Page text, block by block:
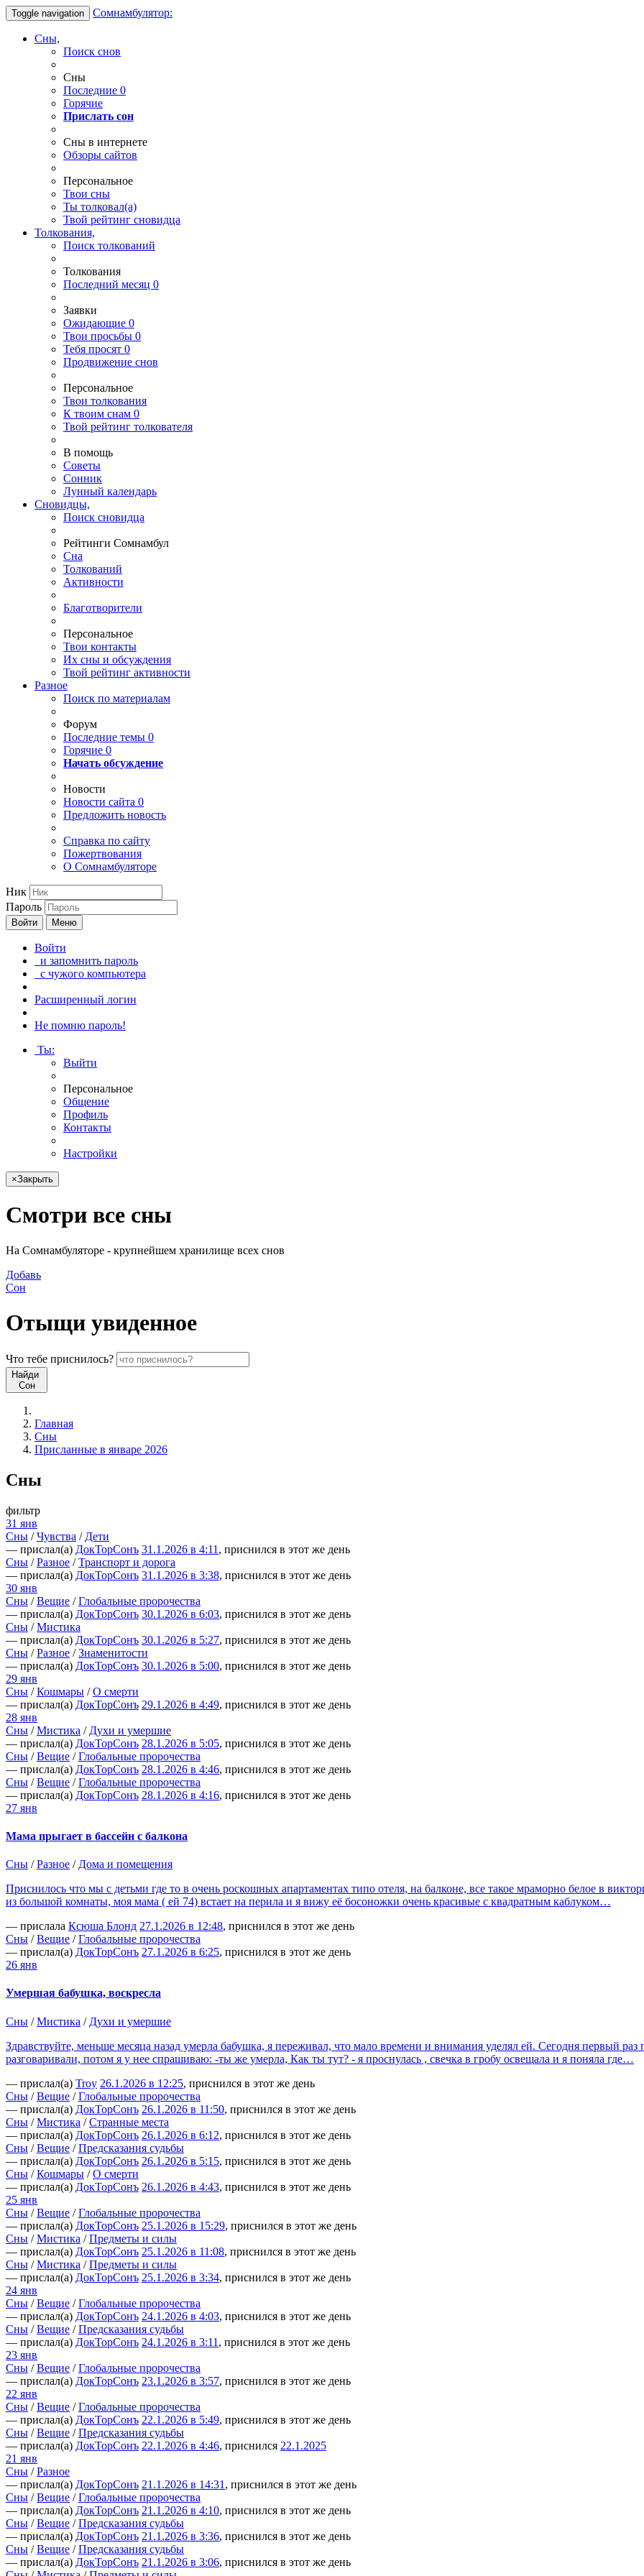
Toggle navigation Сомнамбулятор:
Сны,
Поиск снов
Сны
Последние 0
Горячие
Прислать сон
Сны в интернете
Обзоры сайтов
Персональное
Твои сны
Ты толковал(а)
Твой рейтинг сновидца
Толкования,
Поиск толкований
Толкования
Последний месяц 0
Заявки
Ожидающие 0
Твои просьбы 0
Тебя просят 0
Продвижение снов
Персональное
Твои толкования
К твоим снам 0
Твой рейтинг толкователя
В помощь
Советы
Сонник
Лунный календарь
Сновидцы,
Поиск сновидца
Рейтинги Сомнамбул
Сна
Толкований
Активности
Благотворители
Персональное
Твои контакты
Их сны и обсуждения
Твой рейтинг активности
Разное
Поиск по материалам
Форум
Последние темы 0
Горячие 0
Начать обсуждение
Новости
Новости сайта 0
Предложить новость
Справка по сайту
Пожертвования
О Сомнамбуляторе
Ник
Пароль
Войти Меню
Войти
и запомнить пароль
с чужого компьютера
Расширенный логин
Не помню пароль!
Ты:
Выйти
Персональное
Общение
Профиль
Контакты
Настройки
×Закрыть
Смотри все сны
На Сомнамбуляторе - крупнейшем хранилище всех снов
Добавь
Сон
Отыщи увиденное
Что тебе приснилось?
Найди
Сон
Главная
Сны
Присланные в январе 2026
Сны
фильтр
31 янв
Сны /Чувства / Дети
— прислал(а) ДокТорСонъ 31.1.2026 в 4:11 , приснился в этот же день
Сны /Разное /Транспорт и дорога
— прислал(а) ДокТорСонъ 31.1.2026 в 3:38, приснился в этот же день
30 янв
Сны /Вещие /Глобальные пророчества
— прислал(а) ДокТорСонъ 30.1.2026 в 6:03, приснился в этот же день
Сны /Мистика
— прислал(а) ДокТорСонъ 30.1.2026 в 5:27, приснился в этот же день
Сны /Разное /Знаменитости
— прислал(а) ДокТорСонъ 30.1.2026 в 5:00, приснился в этот же день
29 янв
Сны /Кошмары /О смерти
— прислал(а) ДокТорСонъ 29.1.2026 в 4:49, приснился в этот же день
28 янв
Сны /Мистика / Духи и умершие
— прислал(а) ДокТорСонъ 28.1.2026 в 5:05, приснился в этот же день
Сны /Вещие /Глобальные пророчества
— прислал(а) ДокТорСонъ 28.1.2026 в 4:46, приснился в этот же день
Сны /Вещие /Глобальные пророчества
— прислал(а) ДокТорСонъ 28.1.2026 в 4:16, приснился в этот же день
27 янв
Мама прыгает в бассейн с балкона
Сны /Разное / Дома и помещения
Приснилось что мы с детьми где то в очень роскошных апартаментах типо отеля, на балконе, все такое мраморно белое в
из большой комнаты, моя мама ( ей 74) встает на перила и я вижу её бoсoножки очень красивые с квадратным каблуком…
— прислала Ксюша Блонд 27.1.2026 в 12:48, приснился в этот же день
Сны /Вещие /Глобальные пророчества
— прислал(а) ДокТорСонъ 27.1.2026 в 6:25, приснился в этот же день
26 янв
Умершая бабушка, воскресла
Сны /Мистика / Духи и умершие
Здравствуйте, меньше месяца назад умерла бабушка, я переживал, что мало времени и внимания уделял ей. Сегодня первый
разговаривали, потом я у нее спрашиваю: -ты же умерла, Как ты тут? - я проснулась , свечка в гробу освещала и я поняла где…
— прислал(а) Troy 26.1.2026 в 12:25, приснился в этот же день
Сны /Вещие /Глобальные пророчества
— прислал(а) ДокТорСонъ 26.1.2026 в 11:50, приснился в этот же день
Сны /Мистика /Странные места
— прислал(а) ДокТорСонъ 26.1.2026 в 6:12, приснился в этот же день
Сны /Вещие /Предсказания судьбы
— прислал(а) ДокТорСонъ 26.1.2026 в 5:15, приснился в этот же день
Сны /Кошмары /О смерти
— прислал(а) ДокТорСонъ 26.1.2026 в 4:43, приснился в этот же день
25 янв
Сны /Вещие /Глобальные пророчества
— прислал(а) ДокТорСонъ 25.1.2026 в 15:29, приснился в этот же день
Сны /Мистика /Предметы и силы
— прислал(а) ДокТорСонъ 25.1.2026 в 11:08, приснился в этот же день
Сны /Мистика /Предметы и силы
— прислал(а) ДокТорСонъ 25.1.2026 в 3:34, приснился в этот же день
24 янв
Сны /Вещие /Глобальные пророчества
— прислал(а) ДокТорСонъ 24.1.2026 в 4:03, приснился в этот же день
Сны /Вещие /Предсказания судьбы
— прислал(а) ДокТорСонъ 24.1.2026 в 3:11 , приснился в этот же день
23 янв
Сны /Вещие /Глобальные пророчества
— прислал(а) ДокТорСонъ 23.1.2026 в 3:57, приснился в этот же день
22 янв
Сны /Вещие /Глобальные пророчества
— прислал(а) ДокТорСонъ 22.1.2026 в 5:49, приснился в этот же день
Сны /Вещие /Предсказания судьбы
— прислал(а) ДокТорСонъ 22.1.2026 в 4:46, приснился 22.1.2025
21 янв
Сны /Разное
— прислал(а) ДокТорСонъ 21.1.2026 в 14:31 , приснился в этот же день
Сны /Вещие /Глобальные пророчества
— прислал(а) ДокТорСонъ 21.1.2026 в 4:10, приснился в этот же день
Сны /Вещие /Предсказания судьбы
— прислал(а) ДокТорСонъ 21.1.2026 в 3:36, приснился в этот же день
Сны /Вещие /Предсказания судьбы
— прислал(а) ДокТорСонъ 21.1.2026 в 3:06, приснился в этот же день